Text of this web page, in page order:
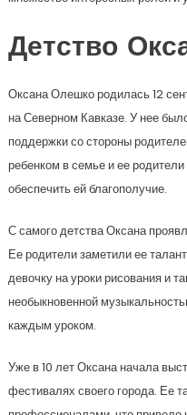
Детство
Оксана Олешко родилась 12
на Северном Кавказе. У нее
поддержки со стороны
ребенком в семье и ее
обеспечить ей благополучие.
С самого детства Оксана
Ее родители заметили ее
девочку на уроки рисования и
необыкновенной
каждым уроком.
Уже в 10 лет Оксана начала
фестивалях своего города. Ее